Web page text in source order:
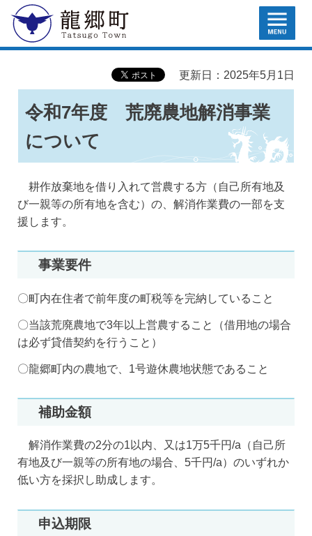
龍郷町 MENU
更新日：2025年5月1日
令和7年度 荒廃農地解消事業
について
耕作放棄地を借り入れて営農する方（自己所有地及
び一親等の所有地を含む）の、解消作業費の一部を支
援します。
事業要件
〇町内在住者で前年度の町税等を完納していること
〇当該荒廃農地で3年以上営農すること（借用地の場合
は必ず貸借契約を行うこと）
〇龍郷町内の農地で、1号遊休農地状態であること
補助金額
解消作業費の2分の1以内、又は1万5千円/a（自己所
有地及び一親等の所有地の場合、5千円/a）のいずれか
低い方を採択し助成します。
申込期限